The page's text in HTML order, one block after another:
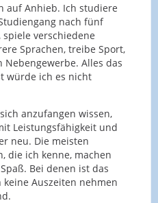
auf Anhieb. Ich studiere
nach fünf
verschiedene
Sprachen, treibe Sport,
Alles das
würde ich es nicht
anzufangen wissen,
Leistungsfähigkeit und
neu. Die meisten
die ich kenne, machen
Bei denen ist das
keine Auszeiten nehmen